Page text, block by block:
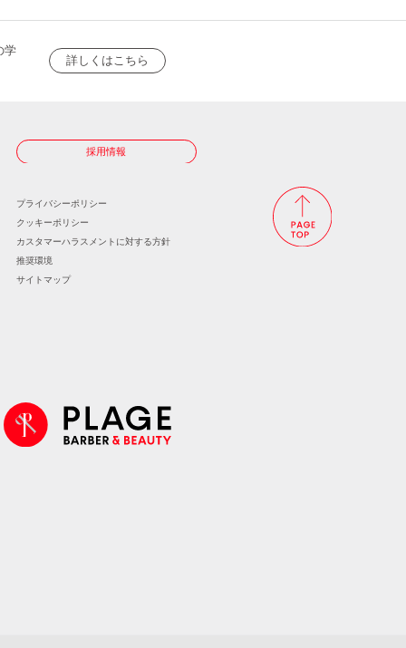
学
詳しくはこちら
採用情報
プライバシーポリシー
クッキーポリシー
カスタマーハラスメントに対する方針
推奨環境
サイトマップ